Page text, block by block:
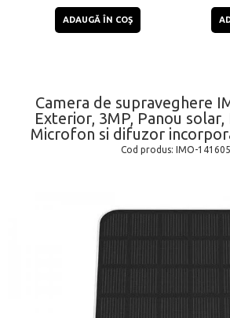
ADAUGĂ ÎN COŞ
Camera de supraveghere
Exterior, 3MP, Panou
Microfon si difuzor
Cod produs: IMO-141605